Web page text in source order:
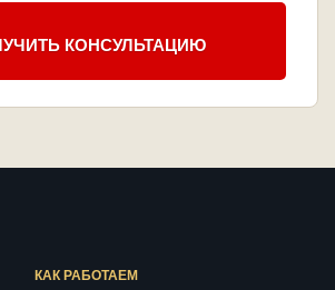
КОНСУЛЬТАЦИЮ
КАК РАБОТАЕМ